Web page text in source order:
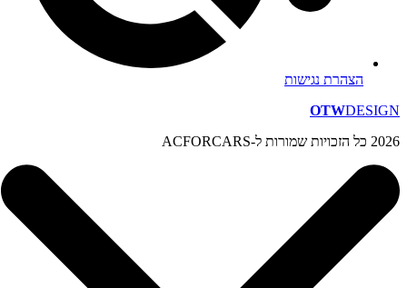
הצהרת נגישות
OTWDESIGN
2026 כל הזכויות שמורות ל-ACFORCARS